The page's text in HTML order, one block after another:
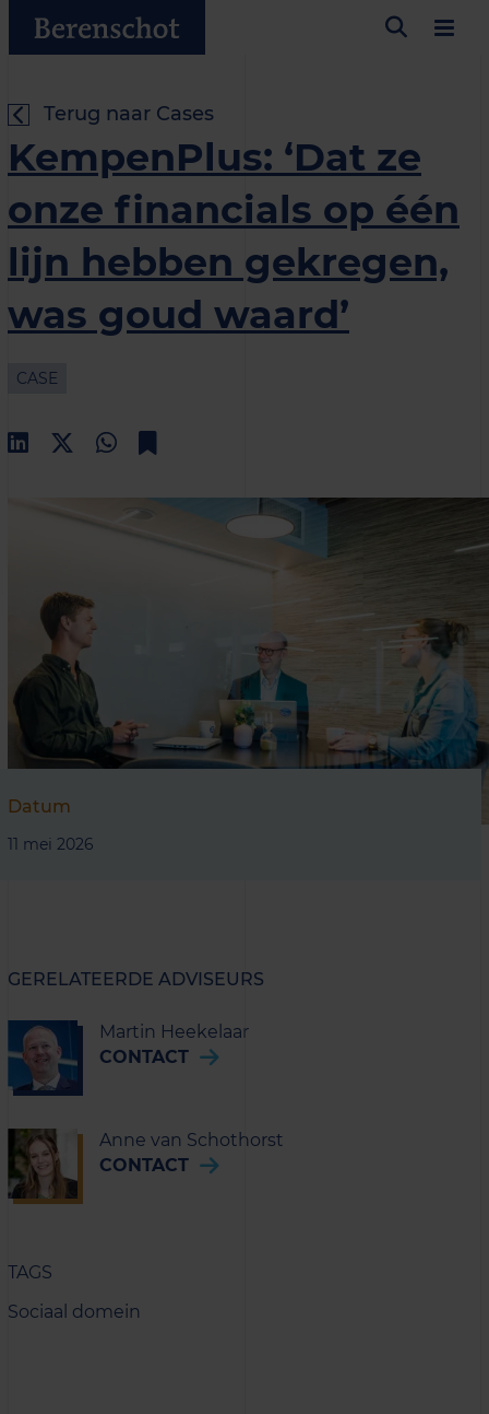
Terug naar Cases
KempenPlus: ‘Dat ze
onze financials op één
lijn hebben gekregen,
was goud waard’
CASE
Datum
11 mei 2026
GERELATEERDE ADVISEURS
Martin Heekelaar
CONTACT
Anne van Schothorst
CONTACT
TAGS
Sociaal domein